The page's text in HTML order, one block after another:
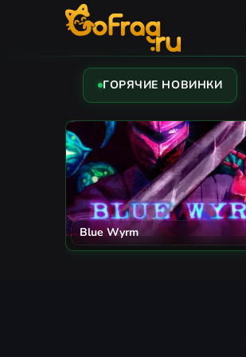
ГОРЯЧИЕ НОВИНКИ
Blue Wyrm